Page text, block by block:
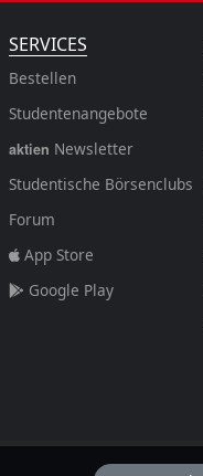
SERVICES
Bestellen
Studentenangebote
aktien Newsletter
Studentische Börsenclubs
Forum
App Store
Google Play